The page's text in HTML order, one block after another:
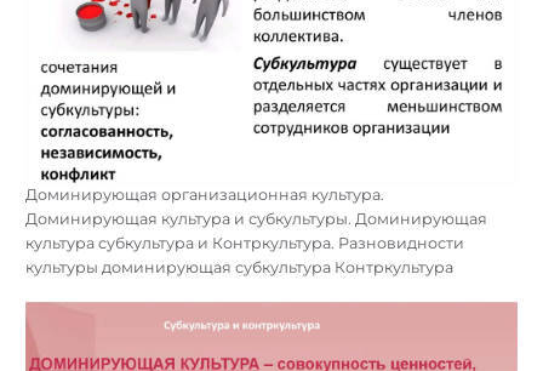
Доминирующая организационная культура.
Доминирующая культура и субкультуры. Доминирующая
культура субкультура и Контркультура. Разновидности
культуры доминирующая субкультура Контркультура